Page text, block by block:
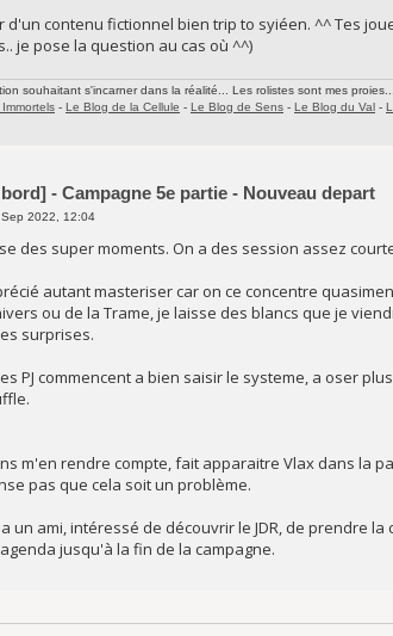
d'un contenu fictionnel bien trip to syiéen. ^^ Tes
je pose la question au cas où ^^)
souhaitant s'incarner dans la réalité... Les rolistes sont mes proies...
- Le Blog de la Cellule - Le Blog de Sens - Le Blog du Val -
- Campagne 5e partie - Nouveau depart
2022, 12:04
des super moments. On a des session assez
autant masteriser car on ce concentre
ou de la Trame, je laisse des blancs que je
surprises.
PJ commencent a bien saisir le systeme, a oser
m'en rendre compte, fait apparaitre Vlax dans la
pas que cela soit un problème.
un ami, intéressé de découvrir le JDR, de prendre
jusqu'à la fin de la campagne.